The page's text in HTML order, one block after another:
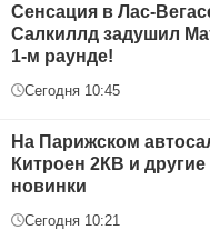
Сенсация в Лас-
Салкиллд задушил
1-м раунде!
Сегодня 10:45
На Парижском
Китроен 2КВ и
новинки
Сегодня 10:21